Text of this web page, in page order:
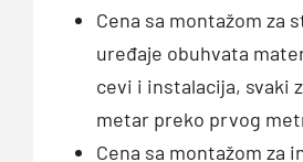
Cena sa montažom za
uređaje obuhvata
cevi i instalacija, svaki
metar preko prvog
Cena sa montažom za